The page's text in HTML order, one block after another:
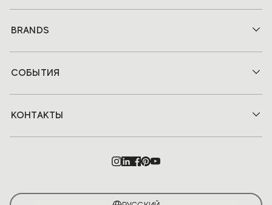
BRANDS
СОБЫТИЯ
КОНТАКТЫ